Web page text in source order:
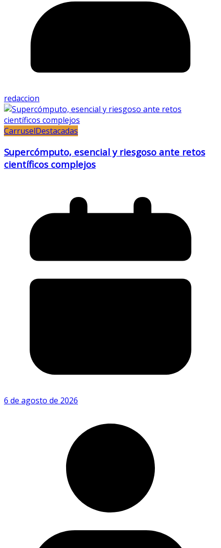
redaccion
CarruselDestacadas
Supercómputo, esencial y riesgoso ante retos
científicos complejos
6 de agosto de 2026